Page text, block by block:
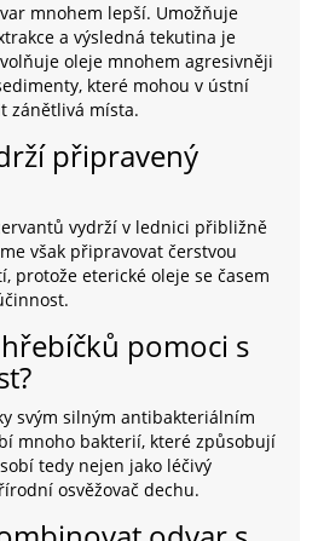
mnohem lepší. Umožňuje
a výsledná tekutina je
oleje mnohem agresivněji
které mohou v ústní
zánětlivá místa.
připravený
vydrží v lednici přibližně
však připravovat čerstvou
protože eterické oleje se časem
pomoci s
svým silným antibakteriálním
mnoho bakterií, které způsobují
tedy nejen jako léčivý
osvěžovač dechu.